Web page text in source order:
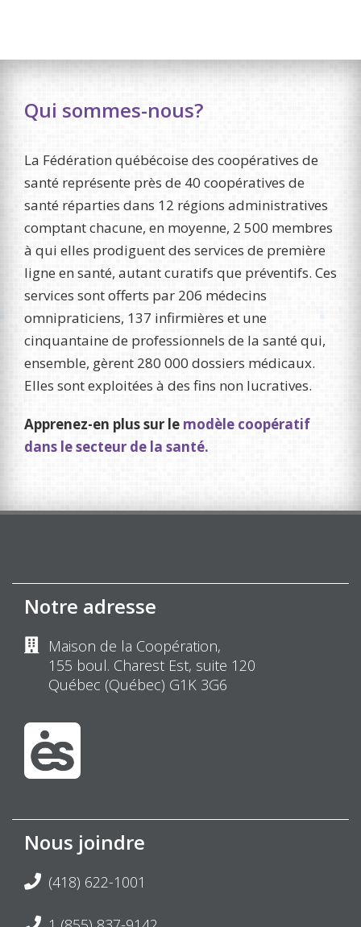
Qui sommes-nous?
La Fédération québécoise des coopératives de
santé représente près de 40 coopératives de
santé réparties dans 12 régions administratives
comptant chacune, en moyenne, 2 500 membres
à qui elles prodiguent des services de première
ligne en santé, autant curatifs que préventifs. Ces
services sont offerts par 206 médecins
omnipraticiens, 137 infirmières et une
cinquantaine de professionnels de la santé qui,
ensemble, gèrent 280 000 dossiers médicaux.
Elles sont exploitées à des fins non lucratives.
Apprenez-en plus sur le modèle coopératif
dans le secteur de la santé.
Notre adresse
Maison de la Coopération,
155 boul. Charest Est, suite 120
Québec (Québec) G1K 3G6
Nous joindre
(418) 622-1001